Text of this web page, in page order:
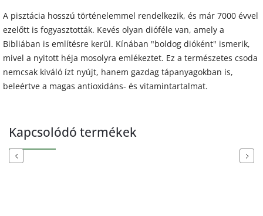
A pisztácia hosszú történelemmel rendelkezik, és már 7000 évvel
ezelőtt is fogyasztották. Kevés olyan dióféle van, amely a
Bibliában is említésre kerül. Kínában "boldog dióként" ismerik,
mivel a nyitott héja mosolyra emlékeztet. Ez a természetes csoda
nemcsak kiváló ízt nyújt, hanem gazdag tápanyagokban is,
beleértve a magas antioxidáns- és vitamintartalmat.
Kapcsolódó termékek
Previous Next